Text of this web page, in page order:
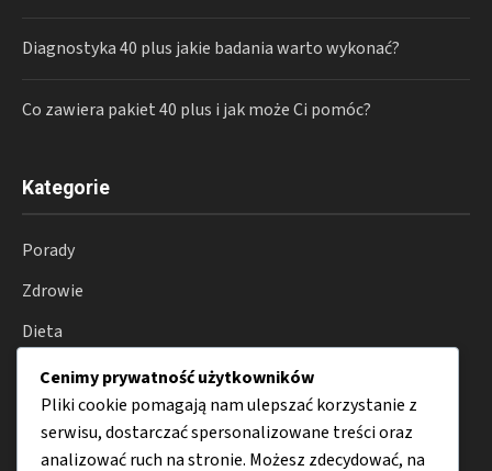
Diagnostyka 40 plus jakie badania warto wykonać?
Co zawiera pakiet 40 plus i jak może Ci pomóc?
Kategorie
Porady
Zdrowie
Dieta
Trening
Motywacja
Suplementy
Cenimy prywatność użytkowników
Pliki cookie pomagają nam ulepszać korzystanie z
serwisu, dostarczać spersonalizowane treści oraz
analizować ruch na stronie. Możesz zdecydować, na